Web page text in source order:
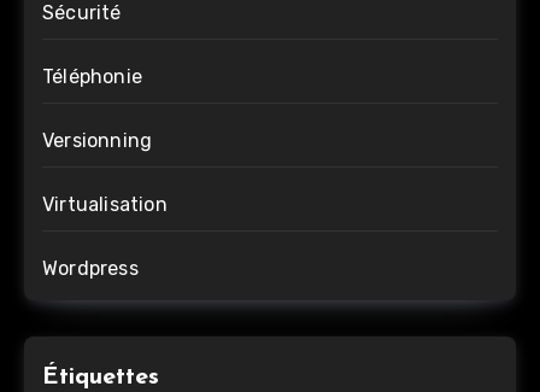
Sécurité
Téléphonie
Versionning
Virtualisation
Wordpress
Étiquettes